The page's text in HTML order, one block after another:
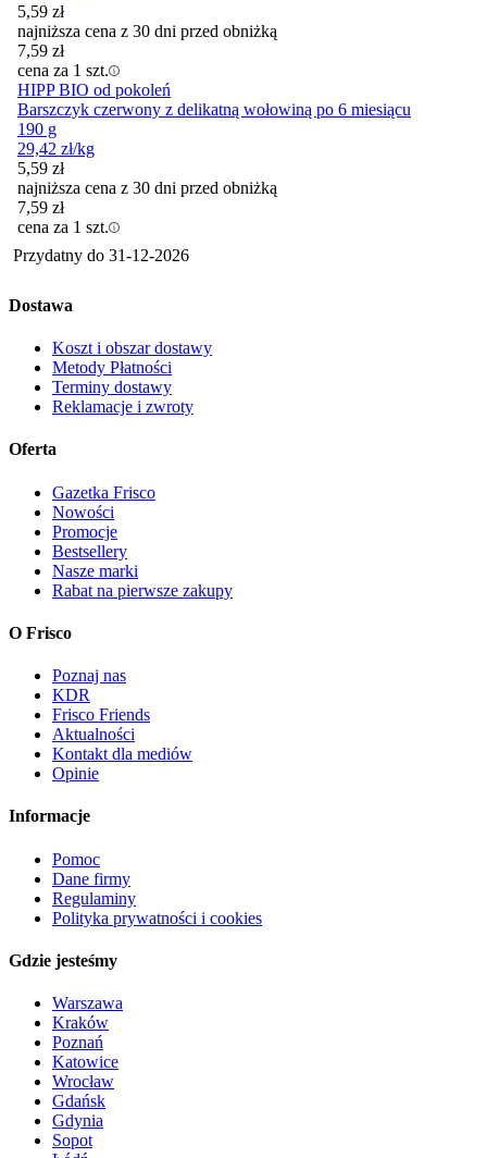
5,59 zł
najniższa cena z 30 dni przed obniżką
7,59 zł
cena za 1 szt.
HIPP BIO od pokoleń
Barszczyk czerwony z delikatną wołowiną po 6 miesiącu
190 g
29,42 zł/kg
5,59 zł
najniższa cena z 30 dni przed obniżką
7,59 zł
cena za 1 szt.
Przydatny do 31-12-2026
Dostawa
Koszt i obszar dostawy
Metody Płatności
Terminy dostawy
Reklamacje i zwroty
Oferta
Gazetka Frisco
Nowości
Promocje
Bestsellery
Nasze marki
Rabat na pierwsze zakupy
O Frisco
Poznaj nas
KDR
Frisco Friends
Aktualności
Kontakt dla mediów
Opinie
Informacje
Pomoc
Dane firmy
Regulaminy
Polityka prywatności i cookies
Gdzie jesteśmy
Warszawa
Kraków
Poznań
Katowice
Wrocław
Gdańsk
Gdynia
Sopot